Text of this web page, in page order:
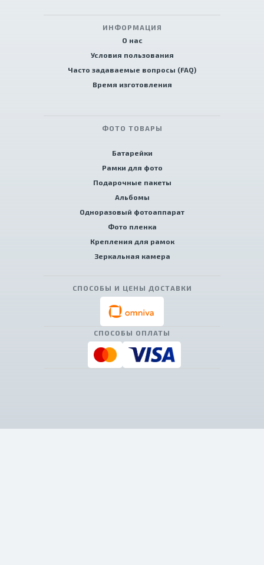
ИНФОРМАЦИЯ
О нас
Условия пользования
Часто задаваемые вопросы (FAQ)
Время изготовления
ФОТО ТОВАРЫ
Батарейки
Рамки для фото
Подарочные пакеты
Альбомы
Одноразовый фотоаппарат
Фото пленка
Крепления для рамок
Зеркальная камера
СПОСОБЫ И ЦЕНЫ ДОСТАВКИ
СПОСОБЫ ОПЛАТЫ